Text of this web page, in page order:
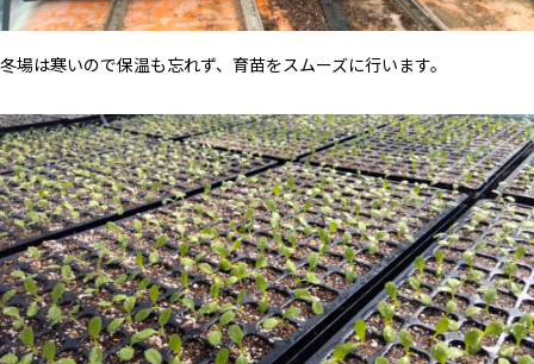
冬場は寒いので保温も忘れず、育苗をスムーズに行います。